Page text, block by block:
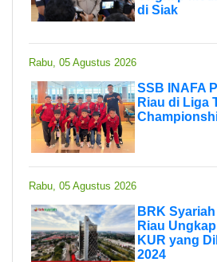
di Siak
Rabu, 05 Agustus 2026
SSB INAFA
Riau di Liga
Rabu, 05 Agustus 2026
BRK
Riau
KUR yang
2024